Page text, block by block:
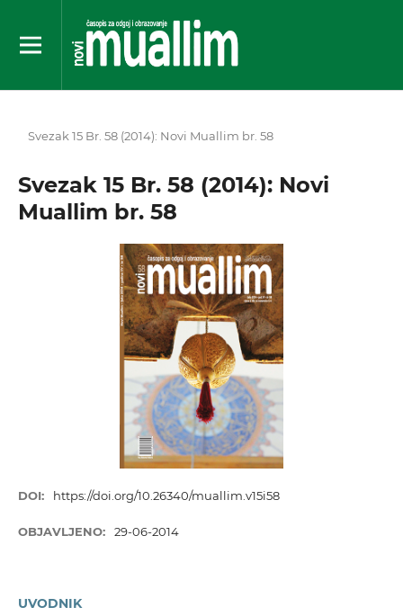
Svezak 15 Br. 58 (2014): Novi Muallim br. 58
Svezak 15 Br. 58 (2014): Novi
Muallim br. 58
DOI: https://doi.org/10.26340/muallim.v15i58
OBJAVLJENO: 29-06-2014
UVODNIK